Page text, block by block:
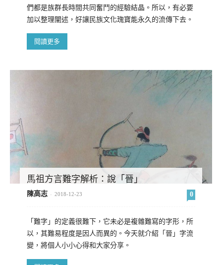
們都是族群長時間共同奮鬥的經驗結晶。所以，有必要
加以整理闡述，好讓民族文化瑰寶能永久的流傳下去。
閱讀更多
馬祖方言難字解析：說「晉」
陳高志 - 2018-12-23 0
「難字」的定義很難下，它未必是複雜難寫的字形，所
以，其難易程度是因人而異的。今天就介紹「晉」字流
變，將個人小小心得和大家分享。